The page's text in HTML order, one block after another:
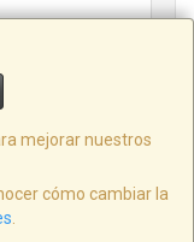
mejorar nuestros
cómo cambiar la
14 Bajo, ASTURIAS,